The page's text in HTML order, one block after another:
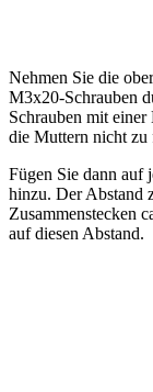
Nehmen Sie die
M3x20-Schrauben
Schrauben mit
die Muttern nicht zu
Fügen Sie dann auf
hinzu. Der Abstand
Zusammenstecken
auf diesen Abstand.